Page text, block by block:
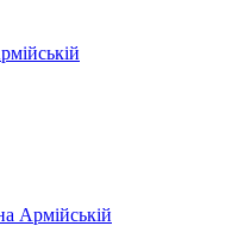
Армійській